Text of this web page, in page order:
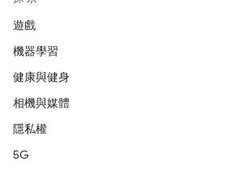
遊戲
機器學習
健康與健身
相機與媒體
隱私權
5G